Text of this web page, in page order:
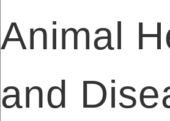
Animal
and